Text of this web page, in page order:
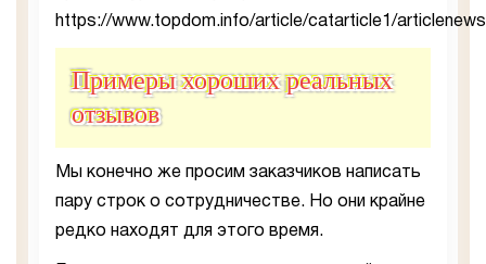
https://www.topdom.info/article/catarticle1/
Примеры хороших реальных
отзывов
Мы конечно же просим заказчиков написать
пару строк о сотрудничестве. Но они крайне
редко находят для этого время.